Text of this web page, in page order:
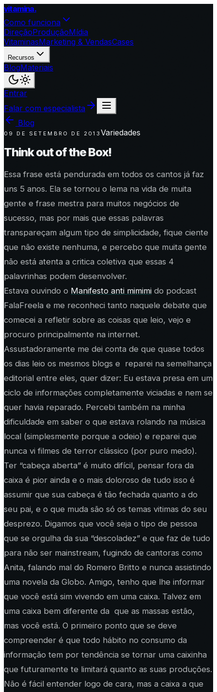
vitamina.
Como funciona
DireçãoProduçãoMídia
VitaminasMarketing & VendasCases
Recursos
BlogMateriais
Entrar
Falar com especialista
Blog
09 DE SETEMBRO DE 2013 Variedades
Think out of the Box!
Essa frase está pendurada em todos os cantos já faz
uns 5 anos. Ela se tornou o lema na vida de muita
gente e frase mestra para muitos negócios de
sucesso, mas por mais que essas palavras
transpareçam algum tipo de simplicidade, fique ciente
que não existe nenhuma, e percebo que muita gente
não está atenta a critica coletiva que essas 4
palavrinhas podem desenvolver.
Estava ouvindo o Manifesto anti mimimi do podcast
FalaFreela e me reconheci tanto naquele debate que
comecei a refletir sobre as coisas que leio, vejo e
procuro principalmente na internet.
Assustadoramente me dei conta de que quase todos
os dias leio os mesmos blogs e reparei na semelhança
editorial entre eles, quer dizer: Eu estava presa em um
ciclo de informações completamente viciadas e nem se
quer havia reparado. Percebi também na minha
dificuldade em saber o que estava rolando na música
local (simplesmente porque a odeio) e reparei que
nunca vi filmes de terror clássico (por puro medo).
Ter “cabeça aberta” é muito difícil, pensar fora da
caixa é pior ainda e o mais doloroso de tudo isso é
assumir que sua cabeça é tão fechada quanto a do
seu pai, e o que muda são só os temas vitimas do seu
desprezo. Digamos que você seja o tipo de pessoa
que se orgulha da sua “descoladez” e que faz de tudo
para não ser mainstream, fugindo de cantoras como
Anita, falando mal do Romero Britto e nunca assistindo
uma novela da Globo. Amigo, tenho que lhe informar
que você está sim vivendo em uma caixa. Talvez em
uma caixa bem diferente da que as massas estão,
mas você está. O primeiro ponto que se deve
compreender é que todo hábito no consumo da
informação tem por tendência se tornar uma caixinha
que futuramente te limitará quanto as suas produções.
Não é fácil entender logo de cara, mas a caixa a que